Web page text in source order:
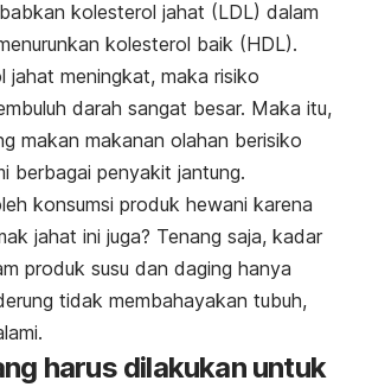
kolesterol jahat (LDL) dalam
kolesterol baik (HDL).
jahat meningkat, maka risiko
darah sangat besar. Maka itu,
makan makanan olahan berisiko
berbagai penyakit jantung.
konsumsi produk hewani karena
jahat ini juga? Tenang saja, kadar
produk susu dan daging hanya
tidak membahayakan tubuh,
harus dilakukan untuk